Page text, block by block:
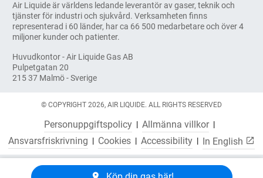
Air Liquide är världens ledande leverantör av gaser, teknik och
tjänster för industri och sjukvård. Verksamheten finns
representerad i 60 länder, har ca 66 500 medarbetare och över 4
miljoner kunder och patienter.
Huvudkontor - Air Liquide Gas AB
Pulpetgatan 20
215 37 Malmö - Sverige
© COPYRIGHT 2026, AIR LIQUIDE. ALL RIGHTS RESERVED
Personuppgiftspolicy
Allmänna villkor
Ansvarsfriskrivning
Cookies Accessibility In English